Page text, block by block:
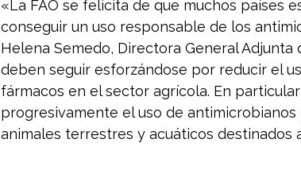
«La FAO se felicita de que muchos países
conseguir un uso responsable de los
Helena Semedo, Directora General Adjunta
deben seguir esforzándose por reducir el
fármacos en el sector agrícola. En
progresivamente el uso de
animales terrestres y acuáticos destinados